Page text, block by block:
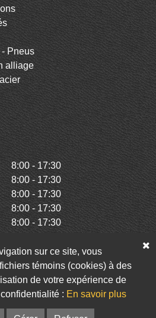
Pneus
alliage
8:00 - 17:30
8:00 - 17:30
8:00 - 17:30
8:00 - 17:30
8:00 - 17:30
Fermé
Twitter Infolettre
sur ce site, vous
témoins (cookies) à des
de votre expérience de
: En savoir plus